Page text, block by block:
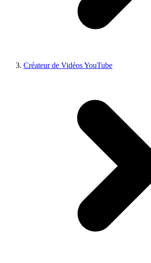
Créateur de Vidéos YouTube